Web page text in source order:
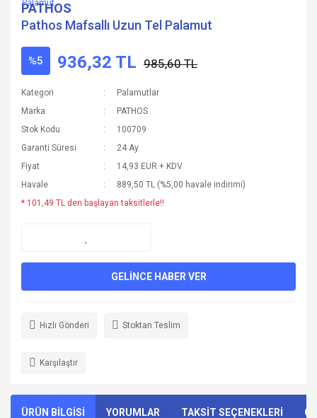
PATHOS
Pathos Mafsallı Uzun Tel Palamut
%5 936,32 TL 985,60 TL
Kategori
Palamutlar
Marka
PATHOS
Stok Kodu
100709
Garanti Süresi
24 Ay
Fiyat
14,93 EUR + KDV
Havale
889,50 TL (%5,00 havale indirimi)
* 101,49 TL den başlayan taksitlerle!!
GELİNCE HABER VER
Hızlı Gönderi Stoktan Teslim
Karşılaştır
ÜRÜN BİLGİSİ YORUMLAR TAKSİT SEÇENEKLERİ